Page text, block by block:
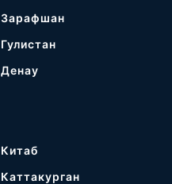
Зарафшан
Гулистан
Денау
Китаб
Каттакурган